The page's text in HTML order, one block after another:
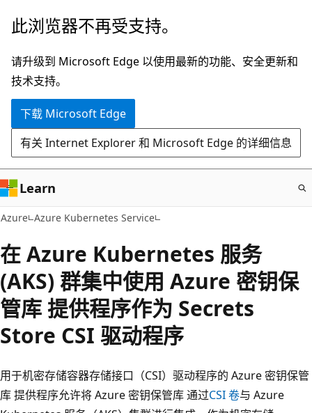
跳
主
要
内
此浏览器不再受支持。
请升级到 Microsoft Edge 以使用最新的功能、安全更新和
技术支持。
下载 Microsoft Edge
有关 Internet Explorer 和 Microsoft Edge 的详细信息
Learn
Azure Azure Kubernetes Service
在 Azure Kubernetes 服务
(AKS) 群集中使用 Azure 密钥保
管库 提供程序作为 Secrets
Store CSI 驱动程序
用于机密存储容器存储接口（CSI）驱动程序的 Azure 密钥保管
库 提供程序允许将 Azure 密钥保管库 通过CSI 卷与 Azure